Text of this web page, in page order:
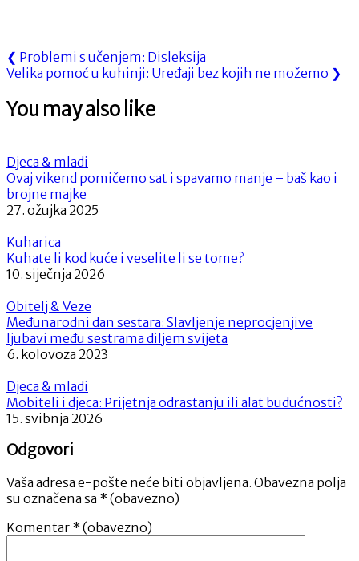
Navigacija
objava
❮ Previous
Post:
Problemi s učenjem: Disleksija
Next
Velika pomoć u kuhinji: Uređaji bez kojih ne možemo ❯
You may also like
Djeca & mladi
Ovaj vikend pomičemo sat i spavamo manje – baš kao i
brojne majke
27. ožujka 2025
Kuharica
Kuhate li kod kuće i veselite li se tome?
10. siječnja 2026
Obitelj & Veze
Međunarodni dan sestara: Slavljenje neprocjenjive
ljubavi među sestrama diljem svijeta
6. kolovoza 2023
Djeca & mladi
Mobiteli i djeca: Prijetnja odrastanju ili alat budućnosti?
15. svibnja 2026
Odgovori
Vaša adresa e-pošte neće biti objavljena. Obavezna polja
su označena sa * (obavezno)
Komentar * (obavezno)